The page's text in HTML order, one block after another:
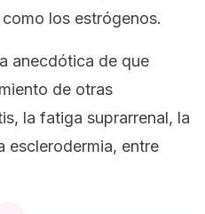
los estrógenos.
anecdótica de que
de otras
la fatiga suprarrenal, la
esclerodermia, entre